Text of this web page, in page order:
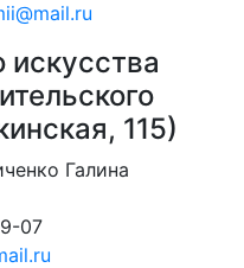
искусства
115)
Галина
07